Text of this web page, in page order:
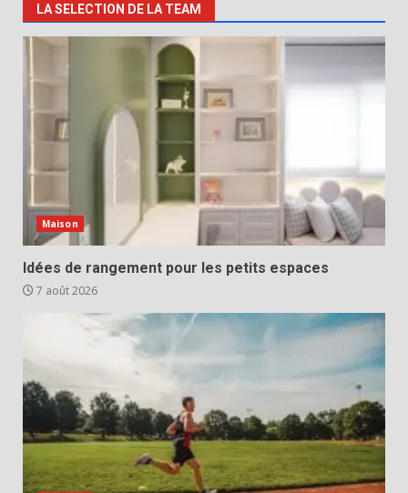
LA SELECTION DE LA TEAM
Maison
Idées de rangement pour les petits espaces
7 août 2026